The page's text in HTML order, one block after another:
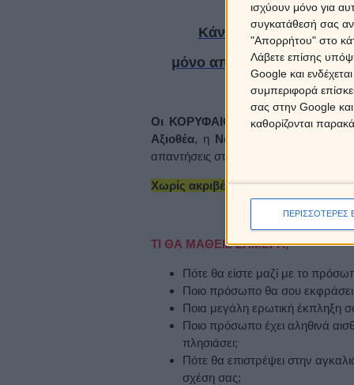
ισχύουν μόνο για
συγκατάθεσή σας
"Απορρήτου" στο
Λάβετε επίσης
Google και
συμπεριφορά
σας στην Google
καθορίζονται
ΠΕΡΙΣΣΟΤΕΡΕΣ
Κάνε κλικΕΔΩ για να
μόνο από 0,64€/SMS
Οι ΚΟΡΥΦΑΙΟΙ ΑΣΤΡΟΛΟΓΟΙτης
Αξιοθέα, η Νάντια Ρήγα
απαντήσεις στα ερωτήματά σου!
Χωρίς ακριβές πενταψήφιες
ΤΙ ΘΑ ΜΑΘΕΙΣ ΣΗΜΕΡΑ;
Πότε θα είστε μαζί με το
Ποιο πρόσωπο θα σου εκφράσει
Ποια μεγάλη ερωτική έκπληξη
Ποιο πρόσωπο έχει αληθινά
πλησιάσει;
Πότε θα επιστρέψει στην
σχέση σας;